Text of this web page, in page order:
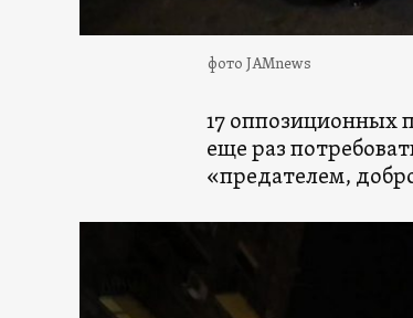
фото JAMnews
17 оппозиционных
еще раз
«предателем,